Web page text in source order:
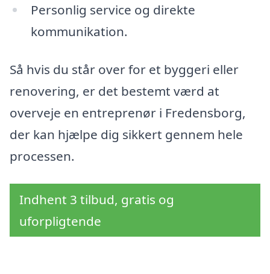
Personlig service og direkte
kommunikation.
Så hvis du står over for et byggeri eller
renovering, er det bestemt værd at
overveje en entreprenør i Fredensborg,
der kan hjælpe dig sikkert gennem hele
processen.
Indhent 3 tilbud, gratis og
uforpligtende